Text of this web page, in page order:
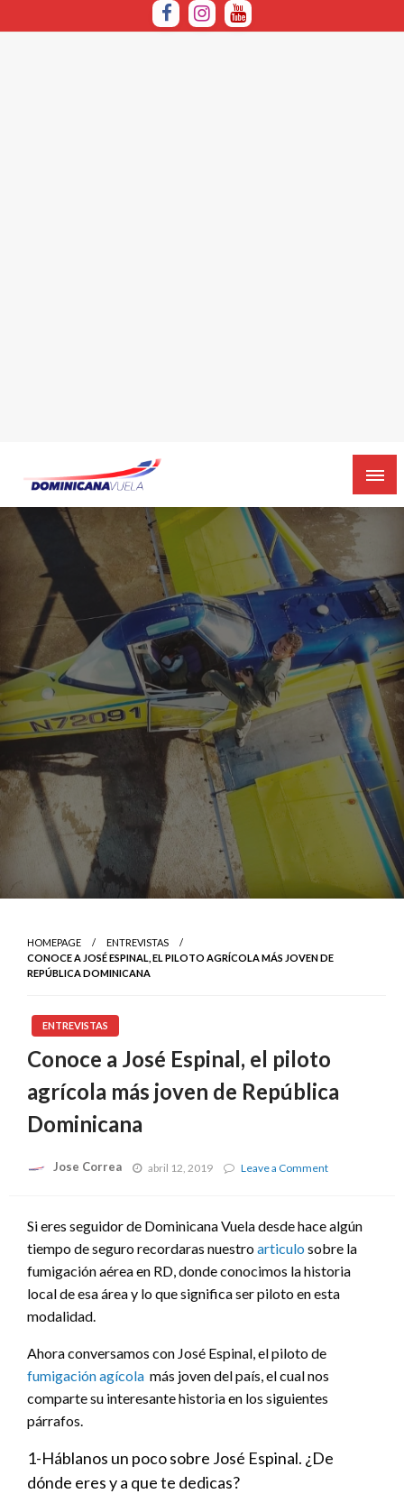
HOMEPAGE
ENTREVISTAS
CONOCE A JOSÉ ESPINAL, EL PILOTO AGRÍCOLA MÁS JOVEN DE
REPÚBLICA DOMINICANA
ENTREVISTAS
Conoce a José Espinal, el piloto
agrícola más joven de República
Dominicana
Jose Correa abril 12, 2019 Leave a Commenton
Espinal,
el
piloto
agrícola
más
Si eres seguidor de Dominicana Vuela desde hace algún
tiempo de seguro recordaras nuestroarticulo sobre la
fumigación aérea en RD, donde conocimos la historia
local de esa área y lo que significa ser piloto en esta
modalidad.
Ahora conversamos con José Espinal, el piloto de
fumigación agícola más joven del país, el cual nos
comparte su interesante historia en los siguientes
párrafos.
1-Háblanos un poco sobre José Espinal. ¿De
dónde eres y a que te dedicas?